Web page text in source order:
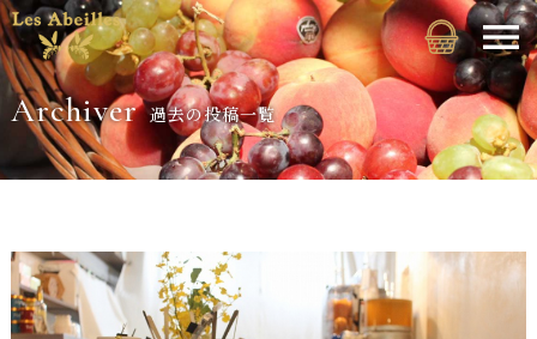
Archiver 過去の投稿一覧